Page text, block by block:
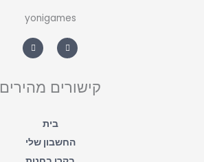
yonigames
a
c
e
o
h
a
t
p
p
קישורים מהירים
בית
החשבון שלי